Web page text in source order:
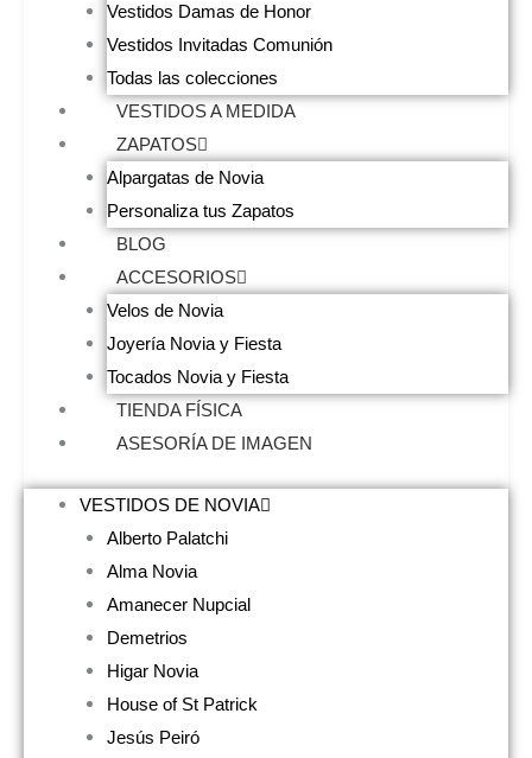
Vestidos Damas de Honor
Vestidos Invitadas Comunión
Todas las colecciones
VESTIDOS A MEDIDA
ZAPATOS
Alpargatas de Novia
Personaliza tus Zapatos
BLOG
ACCESORIOS
Velos de Novia
Joyería Novia y Fiesta
Tocados Novia y Fiesta
TIENDA FÍSICA
ASESORÍA DE IMAGEN
VESTIDOS DE NOVIA
Alberto Palatchi
Alma Novia
Amanecer Nupcial
Demetrios
Higar Novia
House of St Patrick
Jesús Peiró